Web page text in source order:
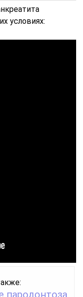
условиях:
пародонтоза